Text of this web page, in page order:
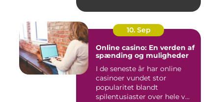
10. Sep
Online casino: En verden af
spænding og muligheder
I de seneste år har online
casinoer vundet stor
popularitet blandt
spilentusiaster over hele v...